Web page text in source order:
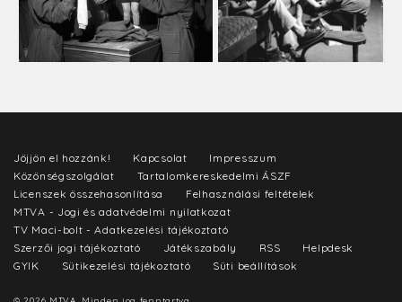
Jöjjön el hozzánk! Kapcsolat
Impresszum
Közönségszolgálat
Tartalomkereskedelmi ÁSZF
Licenszek összehasonlítása
Felhasználási feltételek
MTVA - Jogi és adatvédelmi nyilatkozat
TV Maci-bolt - Adatkezelési tájékoztató
Szerzői jogi tájékoztató
Játékszabály RSS
Helpdesk
GYIK
Sütikezelési tájékoztató Süti beállítások
© 2026 MTVA. Minden jog fenntartva.